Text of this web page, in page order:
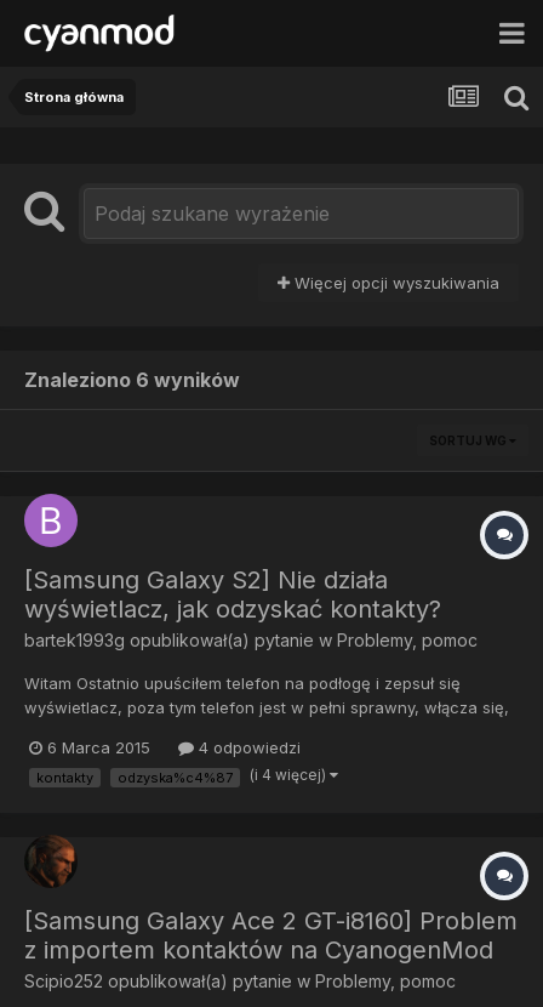
Strona główna
Więcej opcji wyszukiwania
Znaleziono 6 wyników
SORTUJ WG
[Samsung Galaxy S2] Nie działa
wyświetlacz, jak odzyskać kontakty?
bartek1993g opublikował(a) pytanie w Problemy, pomoc
Witam Ostatnio upuściłem telefon na podłogę i zepsuł się
wyświetlacz, poza tym telefon jest w pełni sprawny, włącza się,
zrobiłem żadnej kopii zapasowej kontaktów, nie robiłem też
synchro z google. Czy istnieje jakaś możliwość, żeby jakoś...
6 Marca 2015 4 odpowiedzi
kontakty odzyska%c4%87 (i 4 więcej)
[Samsung Galaxy Ace 2 GT-i8160] Problem
z importem kontaktów na CyanogenMod
Scipio252 opublikował(a) pytanie w Problemy, pomoc